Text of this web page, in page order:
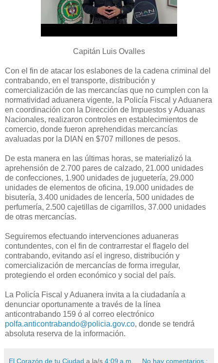
Capitán Luis Ovalles
Con el fin de atacar los eslabones de la cadena criminal del
contrabando, en el transporte, distribución y
comercialización de las mercancías que no cumplen con la
normatividad aduanera vigente, la Policía Fiscal y Aduanera
en coordinación con la Dirección de Impuestos y Aduanas
Nacionales, realizaron controles en establecimientos de
comercio, donde fueron aprehendidas mercancías
avaluadas por la DIAN en $707 millones de pesos.
De esta manera en las últimas horas, se materializó la
aprehensión de 2.700 pares de calzado, 21.000 unidades
de confecciones, 1.900 unidades de juguetería, 29.000
unidades de elementos de oficina, 19.000 unidades de
bisutería, 3.400 unidades de lencería, 500 unidades de
perfumería, 2.500 cajetillas de cigarrillos, 37.000 unidades
de otras mercancías.
Seguiremos efectuando intervenciones aduaneras
contundentes, con el fin de contrarrestar el flagelo del
contrabando, evitando así el ingreso, distribución y
comercialización de mercancías de forma irregular,
protegiendo el orden económico y social del país.
La Policía Fiscal y Aduanera invita a la ciudadanía a
denunciar oportunamente a través de la línea
anticontrabando 159 ó al correo electrónico
polfa.anticontrabando@policia.gov.co, donde se tendrá
absoluta reserva de la información.
El Corazón de tu Ciudad a la/s 4:09 a.m. No hay comentarios.: